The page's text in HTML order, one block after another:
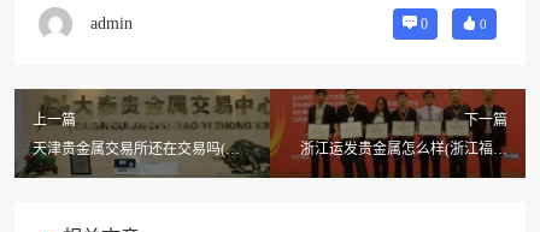
admin 0 0
上一篇
天津贵金属交易所还在交易吗(天
津贵金属交易所能进行正常交易
下一篇
浙江运发贵金属怎么样(浙江福瑞
贵金属怎么样?)